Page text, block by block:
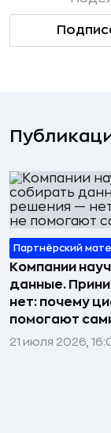
Партнёрский
Компании
данные.
нет: почему
помогают
21 июля 2026,